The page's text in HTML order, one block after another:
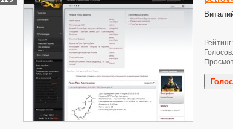
Рейтинг:
Голосов: